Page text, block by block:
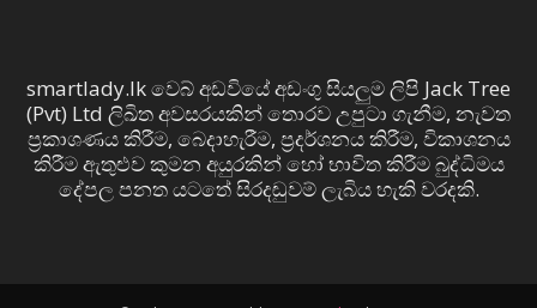
smartlady.lk වෙබ් අඩවියේ අඩංගු සියලුම ලිපි Jack Tree
(Pvt) Ltd ලිඛිත අවසරයකින් තොරව උපුටා ගැනීම, නැවත
ප්‍රකාශණය කිරීම, බෙදාහැරීම, ප්‍රදර්ශනය කිරීම, විකාශනය
කිරීම ඇතුළුව කුමන අයුරකින් හෝ භාවිත කිරීම බුද්ධිමය
දේපල පනත යටතේ සිරදඬුවම් ලැබිය හැකි වරදකි.